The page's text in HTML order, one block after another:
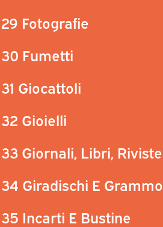
29 Fotografie
30 Fumetti
31 Giocattoli
32 Gioielli
33 Giornali, Libri, Riviste
34 Giradischi E
35 Incarti E Bustine